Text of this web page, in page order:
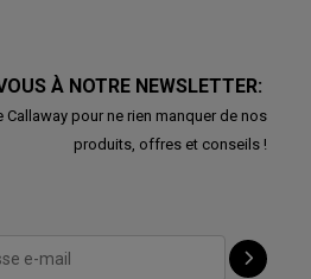
À NOTRE NEWSLETTER:
Callaway pour ne rien manquer de nos
produits, offres et conseils !